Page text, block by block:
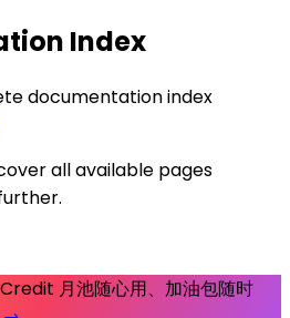
Index
documentation index
all available pages
月池随心用、加油包随时